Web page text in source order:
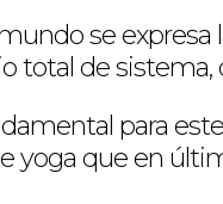
se expresa
total de
para
yoga que en